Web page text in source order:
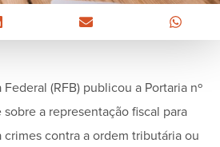
(RFB) publicou a Portaria nº
a representação fiscal para
contra a ordem tributária ou